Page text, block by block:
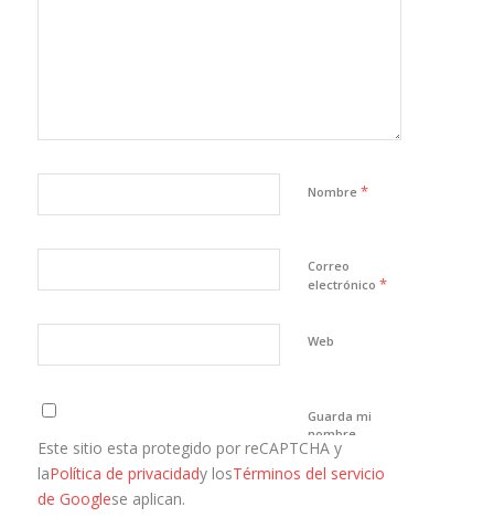
Nombre *
Correo
electrónico *
Web
Guarda mi
nombre,
correo
electrónico y
Este sitio esta protegido por reCAPTCHA y
laPolítica de privacidady losTérminos del servicio
de Googlese aplican.